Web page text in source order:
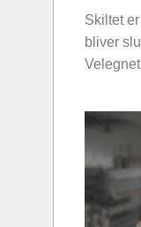
Skiltet
bliver